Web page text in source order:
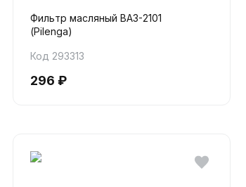
Фильтр масляный ВАЗ-2101
(Pilenga)
Код 293313
296 ₽